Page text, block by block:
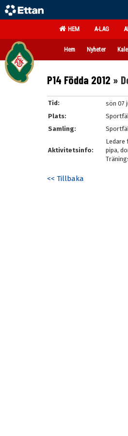
HEM A-LAG
Hem Nyheter
P14 Födda 2012 »
Tid:
sön 07
Plats:
Samling:
Aktivitetsinfo:
Ledare
pipa,
<< Tillbaka